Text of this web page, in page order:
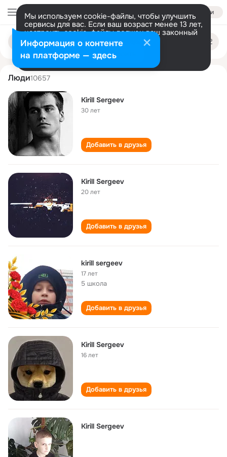
Войти
Мы используем cookie-файлы, чтобы улучшить
сервисы для вас. Если ваш возраст менее 13 лет,
настроить cookie-файлы должен ваш законный
представитель. Больше информации
Разрешить все Настроить
Поиск
людям
kirill sergeev
Люди10657
Kirill Sergeev
30 лет
Добавить в друзья
Kirill Sergeev
20 лет
Добавить в друзья
kirill sergeev
17 лет
5 школа
Добавить в друзья
Kirill Sergeev
16 лет
Добавить в друзья
Kirill Sergeev
Информация о контенте
на платформе — здесь